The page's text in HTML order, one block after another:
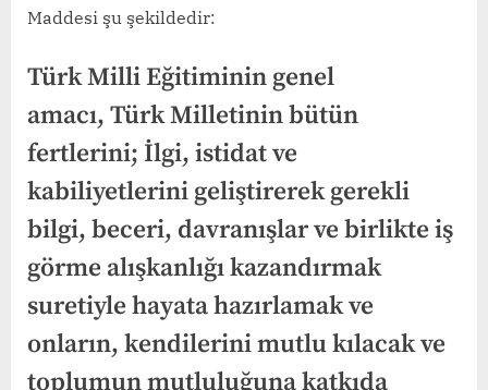
Maddesi şu şekildedir:
Türk Milli Eğitiminin genel
amacı, Türk Milletinin bütün
fertlerini; İlgi, istidat ve
kabiliyetlerini geliştirerek gerekli
bilgi, beceri, davranışlar ve birlikte iş
görme alışkanlığı kazandırmak
suretiyle hayata hazırlamak ve
onların, kendilerini mutlu kılacak ve
toplumun mutluluğuna katkıda